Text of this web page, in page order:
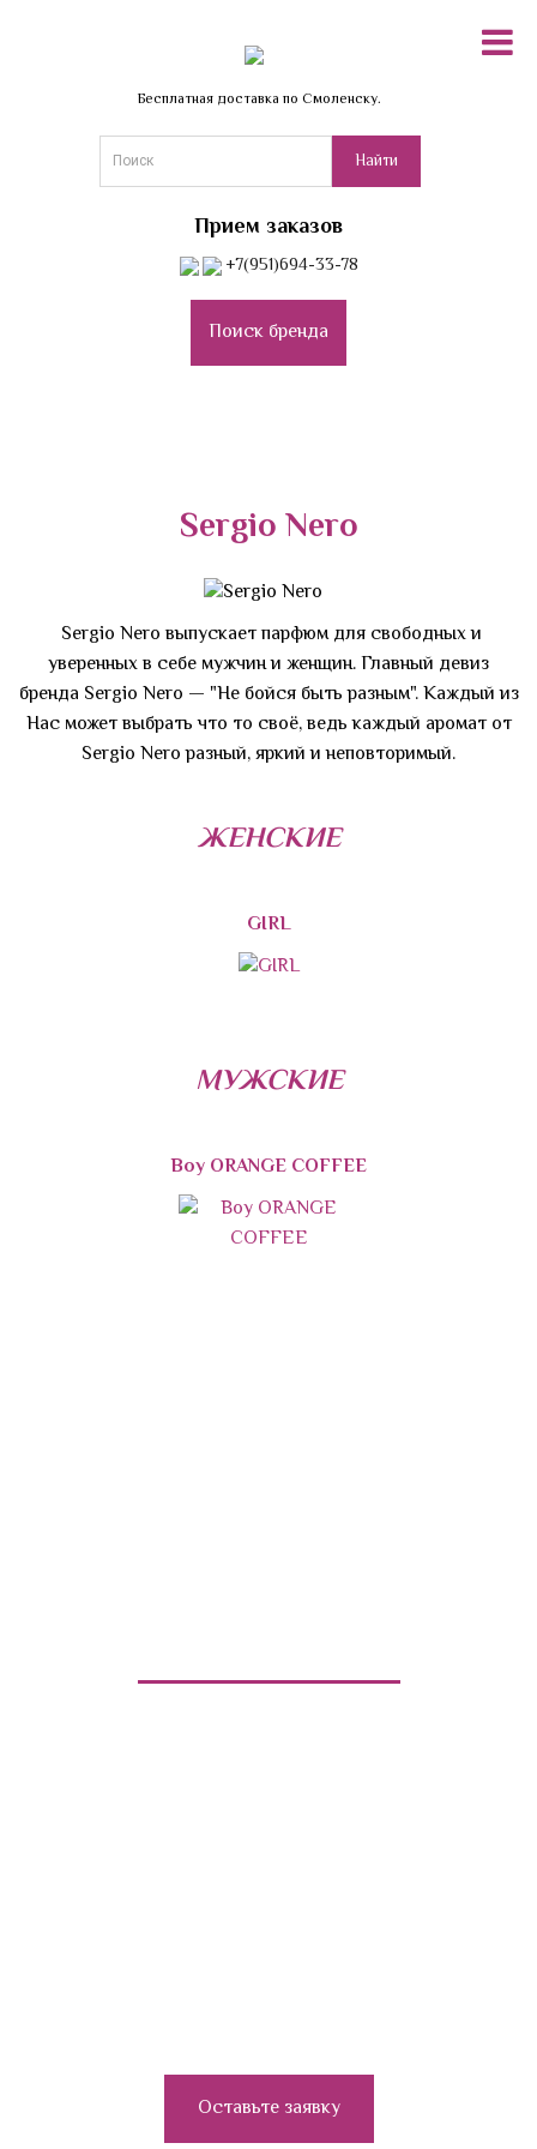
Бесплатная доставка по Смоленску.
Прием заказов
+7(951)694-33-78
Поиск бренда
Sergio Nero
Sergio Nero выпускает парфюм для свободных и
уверенных в себе мужчин и женщин. Главный девиз
бренда Sergio Nero — "Не бойся быть разным". Каждый из
Нас может выбрать что то своё, ведь каждый аромат от
Sergio Nero разный, яркий и неповторимый.
ЖЕНСКИЕ
GIRL
МУЖСКИЕ
Boy ORANGE COFFEE
Оставьте заявку